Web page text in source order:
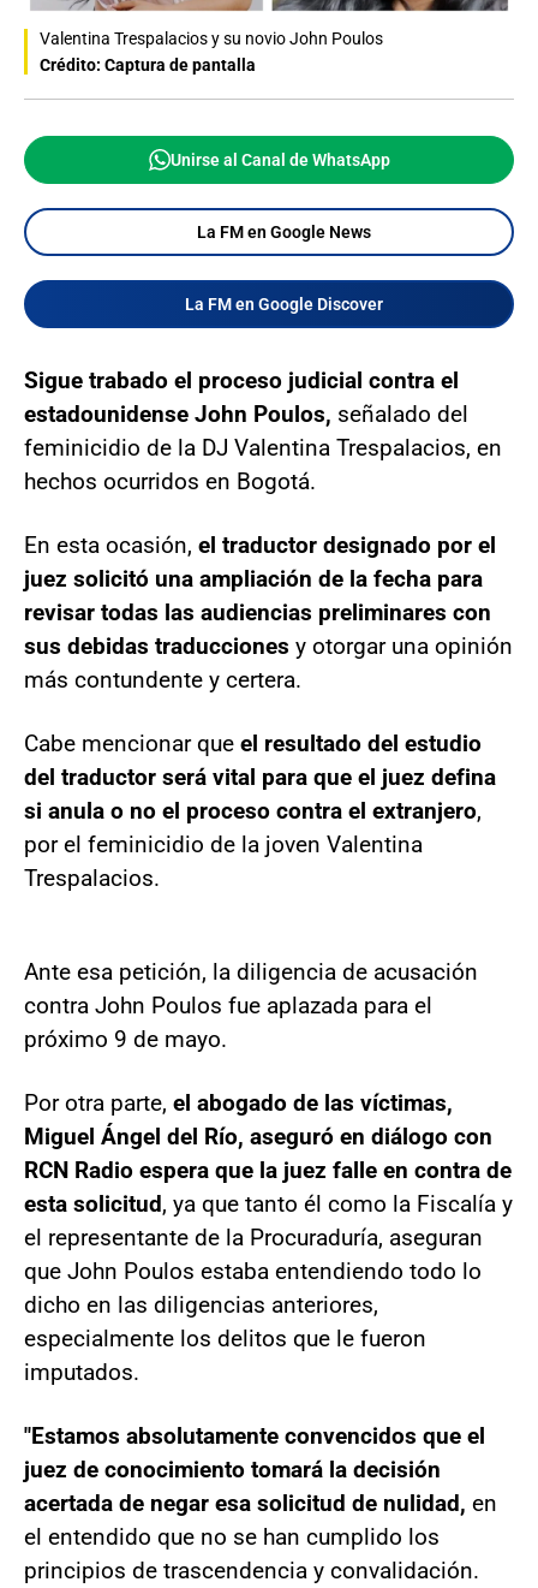
Valentina Trespalacios y su novio John Poulos
Crédito: Captura de pantalla
Unirse al Canal de WhatsApp
La FM en Google News
La FM en Google Discover
Sigue trabado el proceso judicial contra el
estadounidense John Poulos, señalado del
feminicidio de la DJ Valentina Trespalacios, en
hechos ocurridos en Bogotá.
En esta ocasión, el traductor designado por el
juez solicitó una ampliación de la fecha para
revisar todas las audiencias preliminares con
sus debidas traducciones y otorgar una opinión
más contundente y certera.
Cabe mencionar que el resultado del estudio
del traductor será vital para que el juez defina
si anula o no el proceso contra el extranjero,
por el feminicidio de la joven Valentina
Trespalacios.
Ante esa petición, la diligencia de acusación
contra John Poulos fue aplazada para el
próximo 9 de mayo.
Por otra parte, el abogado de las víctimas,
Miguel Ángel del Río, aseguró en diálogo con
RCN Radio espera que la juez falle en contra de
esta solicitud, ya que tanto él como la Fiscalía y
el representante de la Procuraduría, aseguran
que John Poulos estaba entendiendo todo lo
dicho en las diligencias anteriores,
especialmente los delitos que le fueron
imputados.
"Estamos absolutamente convencidos que el
juez de conocimiento tomará la decisión
acertada de negar esa solicitud de nulidad, en
el entendido que no se han cumplido los
principios de trascendencia y convalidación.